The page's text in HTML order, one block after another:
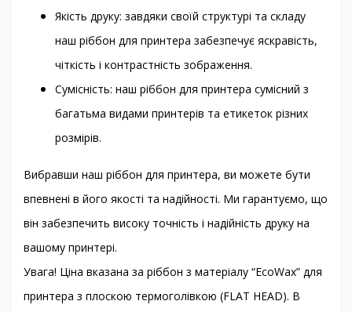
Якість друку: завдяки своїй структурі та складу
наш ріббон для принтера забезпечує яскравість,
чіткість і контрастність зображення.
Сумісність: наш ріббон для принтера сумісний з
багатьма видами принтерів та етикеток різних
розмірів.
Вибравши наш ріббон для принтера, ви можете бути
впевнені в його якості та надійності. Ми гарантуємо, що
він забезпечить високу точність і надійність друку на
вашому принтері.
Увага! Ціна вказана за ріббон з матеріалу “EcoWax” для
принтера з плоскою термоголівкою (FLAT HEAD). В